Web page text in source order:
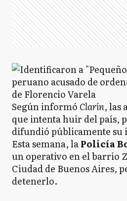
Según informó Clarín, las
que intenta huir del país,
difundió públicamente su
Esta semana, laPolicía
un operativo en el barrio
Ciudad de Buenos Aires,
detenerlo.